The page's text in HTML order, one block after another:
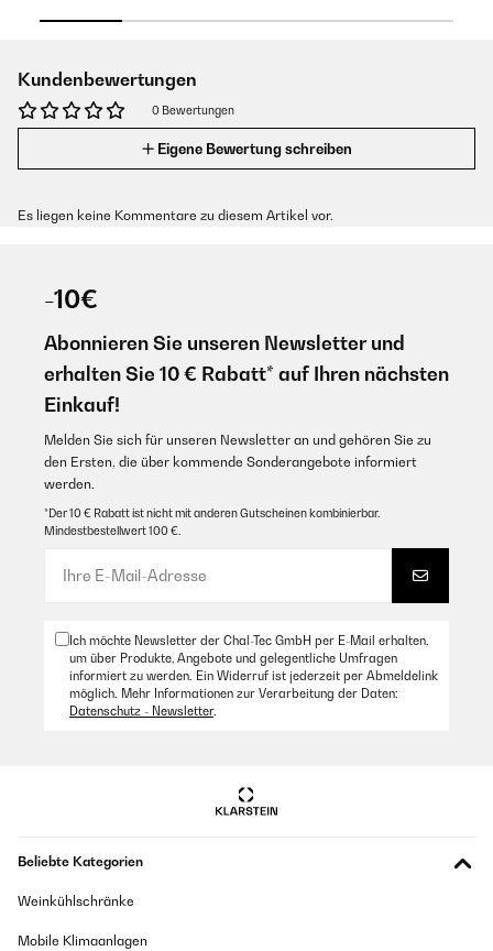
Kundenbewertungen
0 Bewertungen
Eigene Bewertung schreiben
Es liegen keine Kommentare zu diesem Artikel vor.
-10€
Abonnieren Sie unseren Newsletter und
erhalten Sie 10 € Rabatt* auf Ihren nächsten
Einkauf!
Melden Sie sich für unseren Newsletter an und gehören Sie zu
den Ersten, die über kommende Sonderangebote informiert
werden.
*Der 10 € Rabatt ist nicht mit anderen Gutscheinen kombinierbar.
Mindestbestellwert 100 €.
Ich möchte Newsletter der Chal-Tec GmbH per E-Mail erhalten,
um über Produkte, Angebote und gelegentliche Umfragen
informiert zu werden. Ein Widerruf ist jederzeit per Abmeldelink
möglich. Mehr Informationen zur Verarbeitung der Daten:
Datenschutz - Newsletter.
Beliebte Kategorien
Weinkühlschränke
Mobile Klimaanlagen